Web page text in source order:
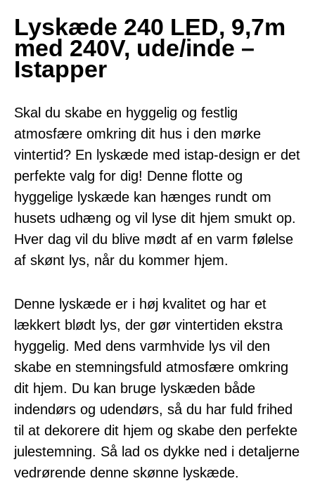
Lyskæde 240 LED, 9,7m
med 240V, ude/inde –
Istapper
Skal du skabe en hyggelig og festlig
atmosfære omkring dit hus i den mørke
vintertid? En lyskæde med istap-design er det
perfekte valg for dig! Denne flotte og
hyggelige lyskæde kan hænges rundt om
husets udhæng og vil lyse dit hjem smukt op.
Hver dag vil du blive mødt af en varm følelse
af skønt lys, når du kommer hjem.
Denne lyskæde er i høj kvalitet og har et
lækkert blødt lys, der gør vintertiden ekstra
hyggelig. Med dens varmhvide lys vil den
skabe en stemningsfuld atmosfære omkring
dit hjem. Du kan bruge lyskæden både
indendørs og udendørs, så du har fuld frihed
til at dekorere dit hjem og skabe den perfekte
julestemning. Så lad os dykke ned i detaljerne
vedrørende denne skønne lyskæde.